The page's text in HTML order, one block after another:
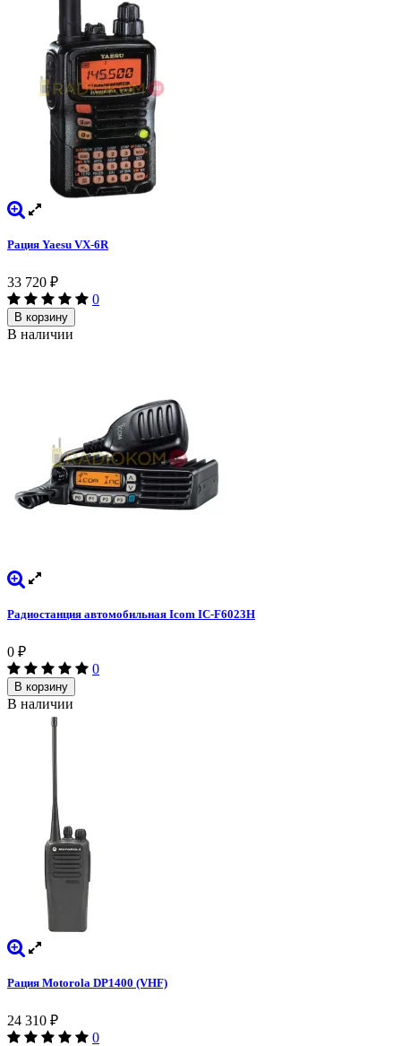
Рация Yaesu VX-6R
33 720 ₽
0
В корзину
В наличии
Радиостанция автомобильная Icom IC-F6023H
0 ₽
0
В корзину
В наличии
Рация Motorola DP1400 (VHF)
24 310 ₽
0